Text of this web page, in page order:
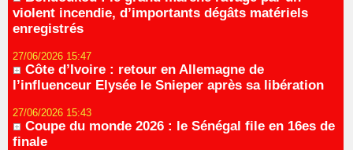
violent incendie, d’importants dégâts matériels
enregistrés
27/06/2026 15:47
Côte d’Ivoire : retour en Allemagne de
l’influenceur Elysée le Snieper après sa libération
27/06/2026 15:43
Coupe du monde 2026 : le Sénégal file en 16es de
finale